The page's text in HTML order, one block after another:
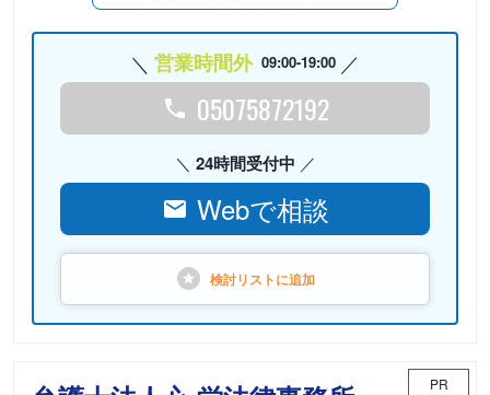
営業時間外 09:00-19:00
05075872192
24時間受付中
Webで相談
検討リストに追加
PR